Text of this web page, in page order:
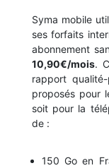
Syma mobile
ses forfaits
abonnement
10,90€/mois.
rapport
proposés pour
soit pour la
de :
150 Go en